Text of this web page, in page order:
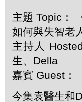
主題 Topic：
如何與失智老
主持人
生、Della
嘉賓 Guest：
今集袁醫生和